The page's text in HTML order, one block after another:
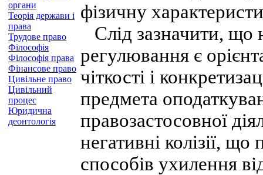
органи
Теорія держави і
права
Трудове право
Філософія
Філософія права
Фінансове право
Цивільне право
Цивільний
процес
Юридична
деонтологія
фізичну
Слід зазначити, що
регулювання є
чіткості і
предмета
правозастосовної
негативні колізії,
способів ухилення